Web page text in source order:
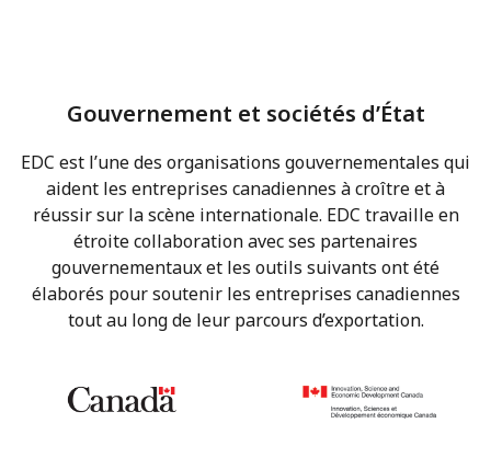
Gouvernement et sociétés d’État
EDC est l’une des organisations gouvernementales qui
aident les entreprises canadiennes à croître et à
réussir sur la scène internationale. EDC travaille en
étroite collaboration avec ses partenaires
gouvernementaux et les outils suivants ont été
élaborés pour soutenir les entreprises canadiennes
tout au long de leur parcours d’exportation.